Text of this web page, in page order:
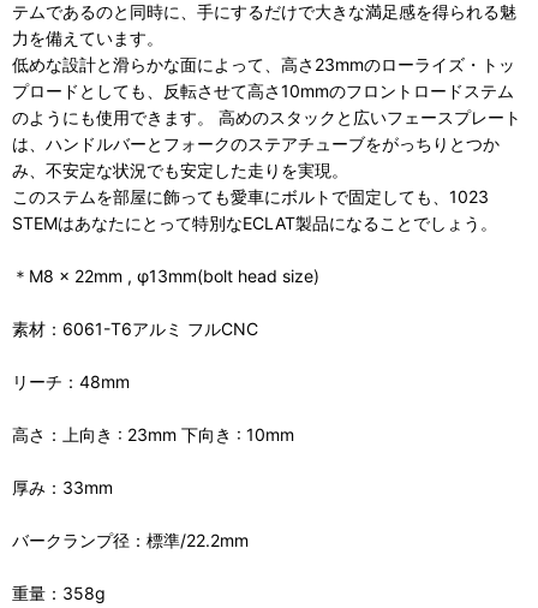
テムであるのと同時に、手にするだけで大きな満足感を得られる魅
力を備えています。
低めな設計と滑らかな面によって、高さ23mmのローライズ・トッ
プロードとしても、反転させて高さ10mmのフロントロードステム
のようにも使用できます。 高めのスタックと広いフェースプレート
は、ハンドルバーとフォークのステアチューブをがっちりとつか
み、不安定な状況でも安定した走りを実現。
このステムを部屋に飾っても愛車にボルトで固定しても、1023
STEMはあなたにとって特別なECLAT製品になることでしょう。
＊M8 x 22mm , φ13mm(bolt head size)
素材：6061-T6アルミ フルCNC
リーチ：48mm
高さ：上向き : 23mm 下向き : 10mm
厚み：33mm
バークランプ径：標準/22.2mm
重量：358g